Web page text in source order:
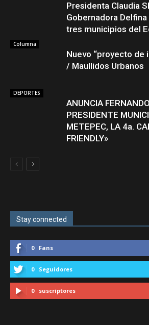
Presidenta Claudia
Gobernadora
tres municipios del
Columna
Nuevo “proyecto de
/ Maullidos Urbanos
DEPORTES
ANUNCIA
PRESIDENTE
METEPEC, LA 4a.
FRIENDLY»
Stay connected
0 Fans
0 Seguidores
0 suscriptores